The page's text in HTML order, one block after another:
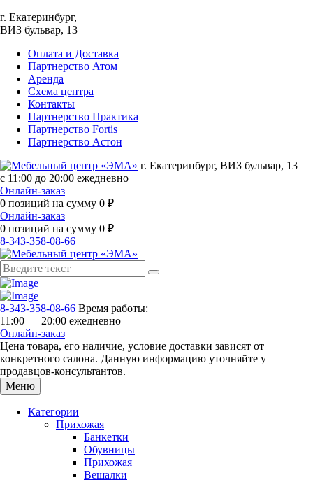
г. Екатеринбург,
ВИЗ бульвар, 13
Оплата и Доставка
Партнерство Атом
Аренда
Схема центра
Контакты
Партнерство Практика
Партнерство Fortis
Партнерство Астон
г. Екатеринбург, ВИЗ бульвар, 13
с 11:00 до 20:00 ежедневно
Онлайн-заказ
0 позиций на сумму 0 ₽
Онлайн-заказ
0 позиций на сумму 0 ₽
8-343-358-08-66
8-343-358-08-66 Время работы:
11:00 — 20:00 ежедневно
Онлайн-заказ
Цена товара, его наличие, условие доставки зависят от
конкретного салона. Данную информацию уточняйте у
продавцов-консультантов.
Меню
Категории
Прихожая
Банкетки
Обувницы
Прихожая
Вешалки